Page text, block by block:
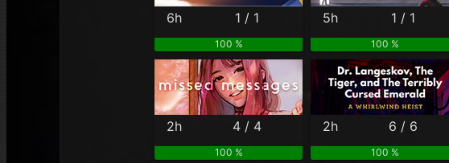
6h 1 / 1
100 %
5h 1 / 1
100 %
2h 4 / 4
100 %
2h 6 / 6
100 %